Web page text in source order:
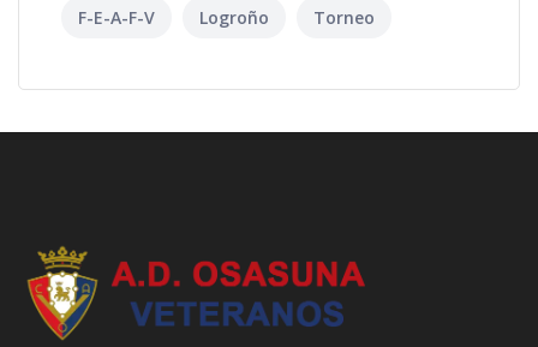
F-E-A-F-V Logroño Torneo